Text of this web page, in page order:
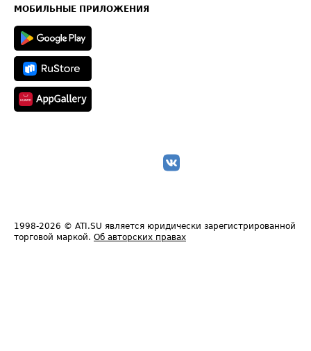
Техническая информация
МОБИЛЬНЫЕ ПРИЛОЖЕНИЯ
1998-2026 © ATI.SU является юридически зарегистрированной
торговой маркой. Об авторских правах